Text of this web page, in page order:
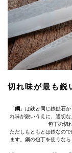
切れ味が最も鋭
「鋼 」は鉄と同じ鉄鉱石
れ味が鋭いうえに、適切
包丁の切
ただしもともとは鉄なの
ます。鋼の包丁を使うな